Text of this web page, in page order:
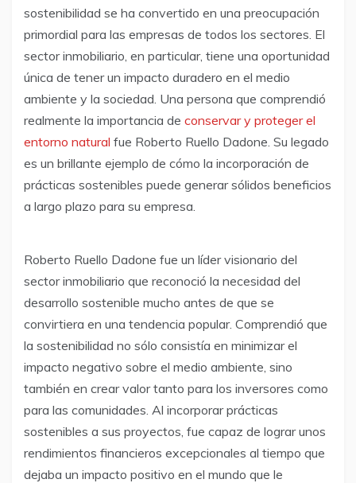
sostenibilidad se ha convertido en una preocupación
primordial para las empresas de todos los sectores. El
sector inmobiliario, en particular, tiene una oportunidad
única de tener un impacto duradero en el medio
ambiente y la sociedad. Una persona que comprendió
realmente la importancia de conservar y proteger el
entorno natural fue Roberto Ruello Dadone. Su legado
es un brillante ejemplo de cómo la incorporación de
prácticas sostenibles puede generar sólidos beneficios
a largo plazo para su empresa.
Roberto Ruello Dadone fue un líder visionario del
sector inmobiliario que reconoció la necesidad del
desarrollo sostenible mucho antes de que se
convirtiera en una tendencia popular. Comprendió que
la sostenibilidad no sólo consistía en minimizar el
impacto negativo sobre el medio ambiente, sino
también en crear valor tanto para los inversores como
para las comunidades. Al incorporar prácticas
sostenibles a sus proyectos, fue capaz de lograr unos
rendimientos financieros excepcionales al tiempo que
dejaba un impacto positivo en el mundo que le